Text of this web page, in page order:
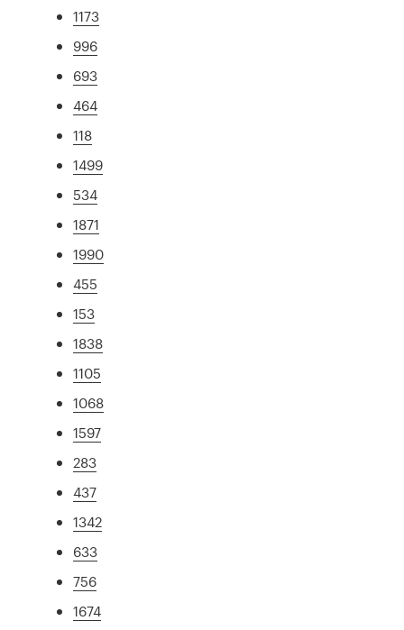
1173
996
693
464
118
1499
534
1871
1990
455
153
1838
1105
1068
1597
283
437
1342
633
756
1674